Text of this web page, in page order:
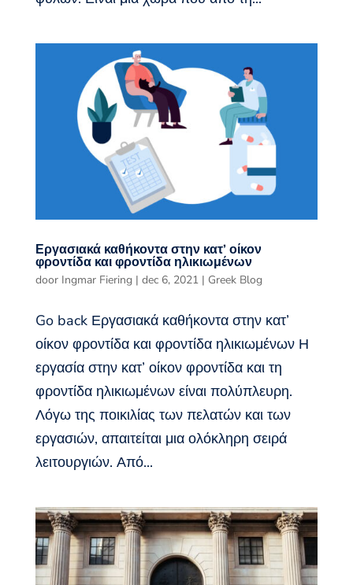
Εργασιακά καθήκοντα στην κατ’ οίκον
φροντίδα και φροντίδα ηλικιωμένων
door Ingmar Fiering | dec 6, 2021| Greek Blog
Go back Εργασιακά καθήκοντα στην κατ’
οίκον φροντίδα και φροντίδα ηλικιωμένων Η
εργασία στην κατ’ οίκον φροντίδα και τη
φροντίδα ηλικιωμένων είναι πολύπλευρη.
Λόγω της ποικιλίας των πελατών και των
εργασιών, απαιτείται μια ολόκληρη σειρά
λειτουργιών. Από...